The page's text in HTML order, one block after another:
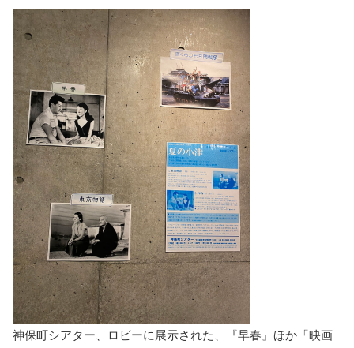
神保町シアター、ロビーに展示された、『早春』ほか「映画